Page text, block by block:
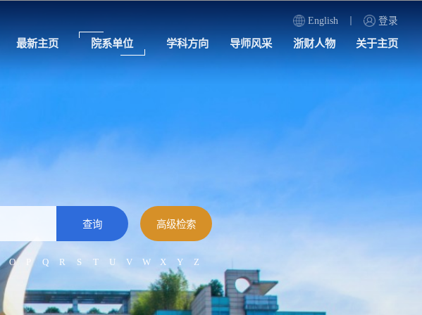
English 登录
最新主页 院系单位 学科方向 导师风采 浙财人物 关于主页
O Q R S T U V W X Y Z